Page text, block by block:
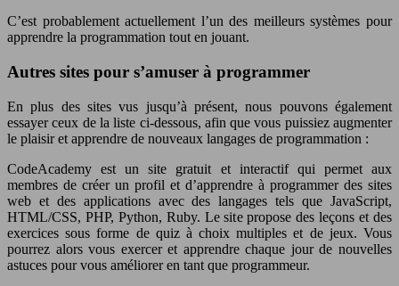
C’est probablement actuellement l’un des meilleurs systèmes pour
apprendre la programmation tout en jouant.
Autres sites pour s’amuser à programmer
En plus des sites vus jusqu’à présent, nous pouvons également
essayer ceux de la liste ci-dessous, afin que vous puissiez augmenter
le plaisir et apprendre de nouveaux langages de programmation :
CodeAcademy est un site gratuit et interactif qui permet aux
membres de créer un profil et d’apprendre à programmer des sites
web et des applications avec des langages tels que JavaScript,
HTML/CSS, PHP, Python, Ruby. Le site propose des leçons et des
exercices sous forme de quiz à choix multiples et de jeux. Vous
pourrez alors vous exercer et apprendre chaque jour de nouvelles
astuces pour vous améliorer en tant que programmeur.